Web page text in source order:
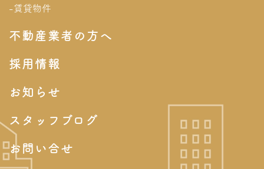
-賃貸物件
不動産業者の方へ
採用情報
お知らせ
スタッフブログ
お問い合せ